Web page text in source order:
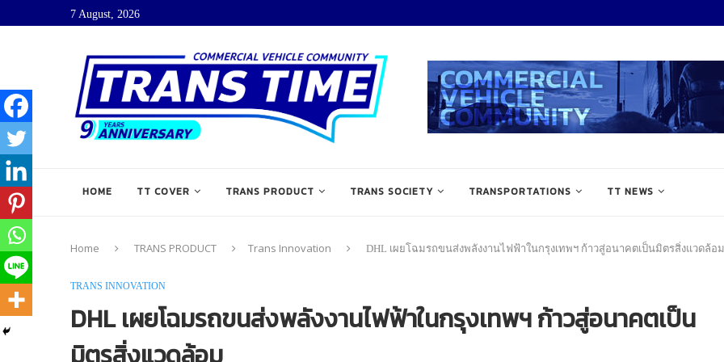
7 August, 2026
HOME TT COVER TRANS PRODUCT TRANS SOCIETY TRANSPORTATIONS TT NEWS
Home TRANS PRODUCT Trans Innovation DHL เผยโฉมรถขนส่งพลังงานไฟฟ้าในกรุงเทพฯ ก้าวสู่อนาคตเป็นมิตรสิ่งแวดล้อม
TRANS INNOVATION
DHL เผยโฉมรถขนส่งพลังงานไฟฟ้าในกรุงเทพฯ ก้าวสู่อนาคตเป็น